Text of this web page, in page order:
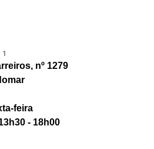
nº 1279
feira
- 18h00